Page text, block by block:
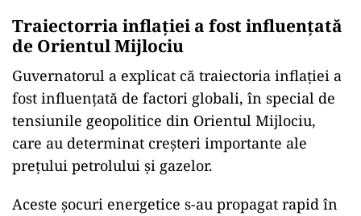
Traiectorria inflației a fost influențată
de Orientul Mijlociu
Guvernatorul a explicat că traiectoria inflației a
fost influențată de factori globali, în special de
tensiunile geopolitice din Orientul Mijlociu,
care au determinat creșteri importante ale
prețului petrolului și gazelor.
Aceste șocuri energetice s-au propagat rapid în